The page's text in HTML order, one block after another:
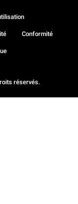
réservés.
Conformité